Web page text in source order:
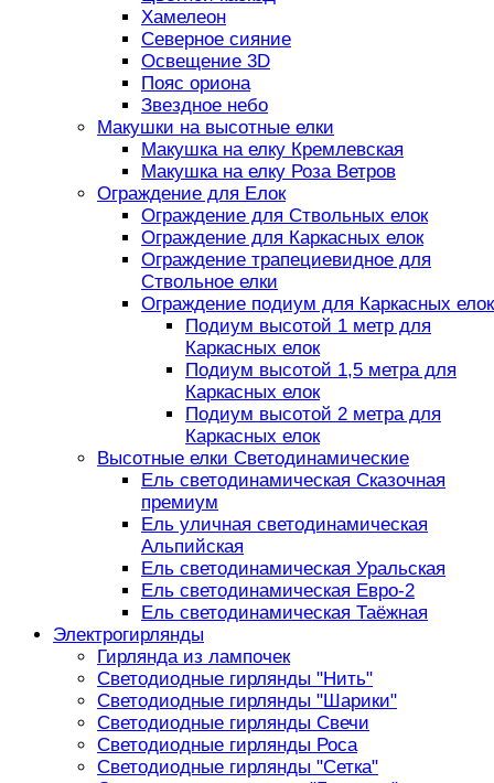
Хамелеон
Северное сияние
Освещение 3D
Пояс ориона
Звездное небо
Макушки на высотные елки
Макушка на елку Кремлевская
Макушка на елку Роза Ветров
Ограждение для Елок
Ограждение для Ствольных елок
Ограждение для Каркасных елок
Ограждение трапециевидное для
Ствольное елки
Ограждение подиум для Каркасных елок
Подиум высотой 1 метр для
Каркасных елок
Подиум высотой 1,5 метра для
Каркасных елок
Подиум высотой 2 метра для
Каркасных елок
Высотные елки Светодинамические
Ель светодинамическая Сказочная
премиум
Ель уличная светодинамическая
Альпийская
Ель светодинамическая Уральская
Ель светодинамическая Евро-2
Ель светодинамическая Таёжная
Электрогирлянды
Гирлянда из лампочек
Светодиодные гирлянды "Нить"
Светодиодные гирлянды "Шарики"
Светодиодные гирлянды Свечи
Светодиодные гирлянды Роса
Светодиодные гирлянды "Сетка"